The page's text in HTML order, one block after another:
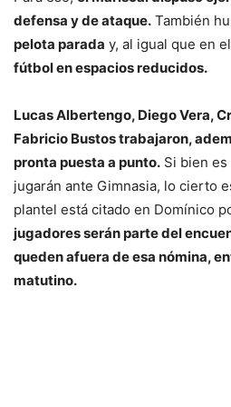
defensa y de ataque. También
pelota parada y, al igual que en
fútbol en espacios reducidos.
Lucas Albertengo, Diego Vera,
Fabricio Bustos trabajaron,
pronta puesta a punto. Si bien
jugarán ante Gimnasia, lo cierto
plantel está citado en Domínico
jugadores serán parte del
queden afuera de esa nómina,
matutino.